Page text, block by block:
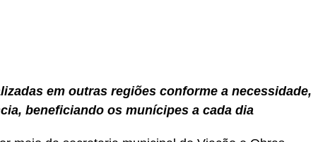
em outras regiões conforme a necessidade,
beneficiando os munícipes a cada dia